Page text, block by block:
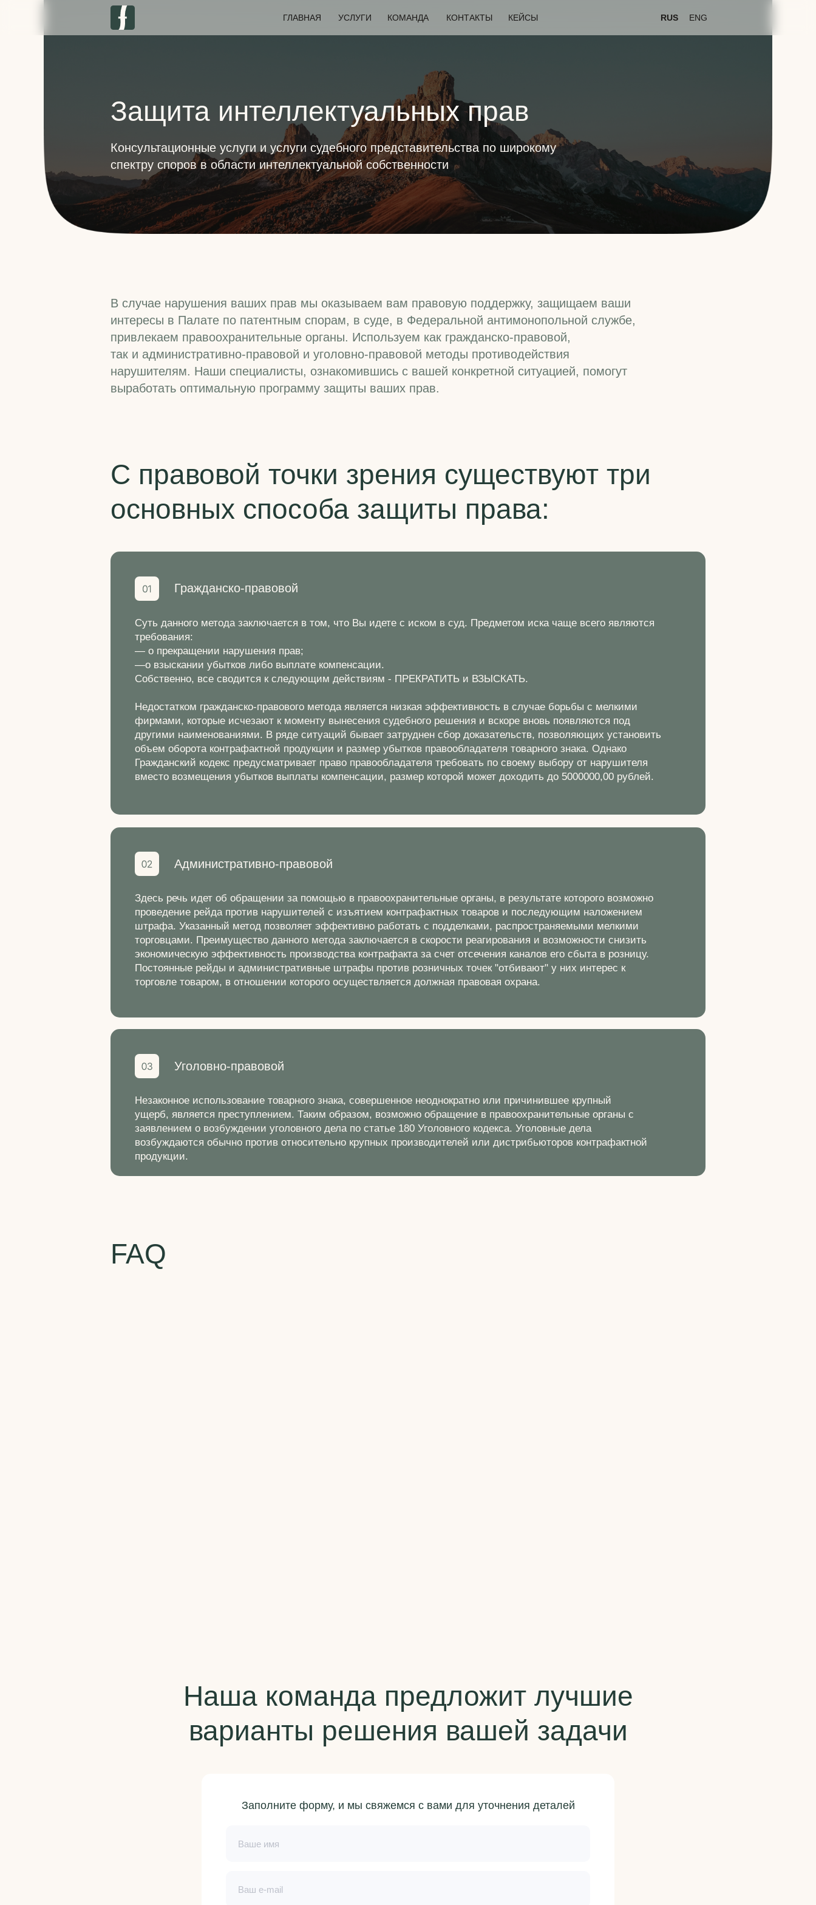
ГЛАВНАЯ КЕЙСЫ
УСЛУГИ КОМАНДА КОНТАКТЫ RUS ENG
Консультационные услуги и услуги судебного представительства по широкому
спектру споров в области интеллектуальной собственности
Защита интеллектуальных прав
В случае нарушения ваших прав мы оказываем вам правовую поддержку, защищаем ваши
интересы в Палате по патентным спорам, в суде, в Федеральной антимонопольной службе,
привлекаем правоохранительные органы. Используем как гражданско-правовой,
так и административно-правовой и уголовно-правовой методы противодействия
нарушителям. Наши специалисты, ознакомившись с вашей конкретной ситуацией, помогут
выработать оптимальную программу защиты ваших прав.
Незаконное использование товарного знака, совершенное неоднократно или причинившее крупный
ущерб, является преступлением. Таким образом, возможно обращение в правоохранительные органы с
заявлением о возбуждении уголовного дела по статье 180 Уголовного кодекса. Уголовные дела
возбуждаются обычно против относительно крупных производителей или дистрибьюторов контрафактной
продукции.
Здесь речь идет об обращении за помощью в правоохранительные органы, в результате которого возможно
проведение рейда против нарушителей с изъятием контрафактных товаров и последующим наложением
штрафа. Указанный метод позволяет эффективно работать с подделками, распространяемыми мелкими
торговцами. Преимущество данного метода заключается в скорости реагирования и возможности снизить
экономическую эффективность производства контрафакта за счет отсечения каналов его сбыта в розницу.
Постоянные рейды и административные штрафы против розничных точек "отбивают" у них интерес к
торговле товаром, в отношении которого осуществляется должная правовая охрана.
Суть данного метода заключается в том, что Вы идете с иском в суд. Предметом иска чаще всего являются
требования:
— о прекращении нарушения прав;
—о взыскании убытков либо выплате компенсации.
Собственно, все сводится к следующим действиям - ПРЕКРАТИТЬ и ВЗЫСКАТЬ.
Недостатком гражданско-правового метода является низкая эффективность в случае борьбы с мелкими
фирмами, которые исчезают к моменту вынесения судебного решения и вскоре вновь появляются под
другими наименованиями. В ряде ситуаций бывает затруднен сбор доказательств, позволяющих установить
объем оборота контрафактной продукции и размер убытков правообладателя товарного знака. Однако
Гражданский кодекс предусматривает право правообладателя требовать по своему выбору от нарушителя
вместо возмещения убытков выплаты компенсации, размер которой может доходить до 5000000,00 рублей.
Уголовно-правовой
Гражданско-правовой
Административно-правовой
С правовой точки зрения существуют три
основных способа защиты права:
FAQ
Наша команда предложит лучшие
варианты решения вашей задачи
Заполните форму, и мы свяжемся с вами для уточнения деталей